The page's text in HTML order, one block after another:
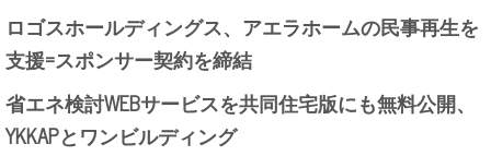
ロゴスホールディングス、アエラホームの民事再生を
支援=スポンサー契約を締結
省エネ検討WEBサービスを共同住宅版にも無料公開、
YKKAPとワンビルディング